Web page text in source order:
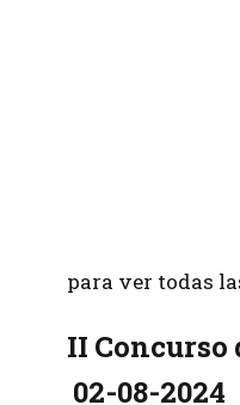
para ver todas
II Concurso
02-08-2024